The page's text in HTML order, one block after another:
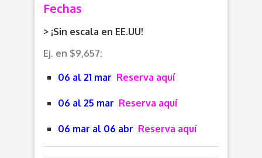
Fechas
> ¡Sin escala en EE.UU!
Ej. en $9,657:
06 al 21 mar Reserva aquí
06 al 25 mar Reserva aquí
06 mar al 06 abr Reserva aquí